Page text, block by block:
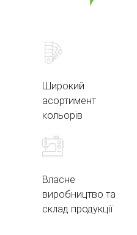
Широкий
асортимент
кольорів
Власне
виробництво та
склад продукції